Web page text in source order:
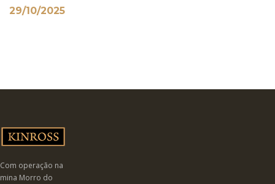
29/10/2025
Com operação na
mina Morro do